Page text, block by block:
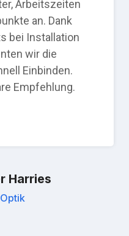
Arbeitszeiten
an. Dank
bei Installation
wir die
Einbinden.
Empfehlung.
Harries